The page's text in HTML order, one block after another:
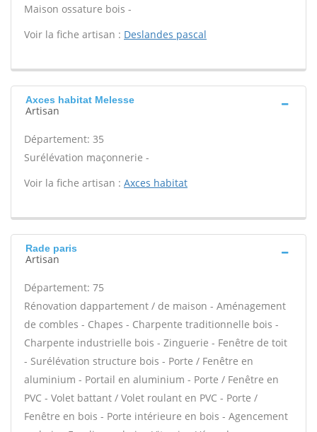
Maison ossature bois -
Voir la fiche artisan : Deslandes pascal
Axces habitat Melesse
Artisan
Département: 35
Surélévation maçonnerie -
Voir la fiche artisan : Axces habitat
Rade paris
Artisan
Département: 75
Rénovation dappartement / de maison - Aménagement
de combles - Chapes - Charpente traditionnelle bois -
Charpente industrielle bois - Zinguerie - Fenêtre de toit
- Surélévation structure bois - Porte / Fenêtre en
aluminium - Portail en aluminium - Porte / Fenêtre en
PVC - Volet battant / Volet roulant en PVC - Porte /
Fenêtre en bois - Porte intérieure en bois - Agencement